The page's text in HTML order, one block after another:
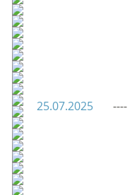
25.07.2025 ----